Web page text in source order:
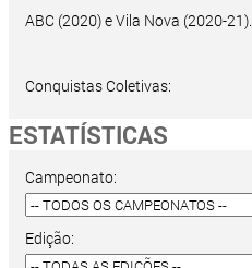
ABC (2020) e Vila Nova (2020-21).
Conquistas Coletivas:
ESTATÍSTICAS
Campeonato:
Edição: